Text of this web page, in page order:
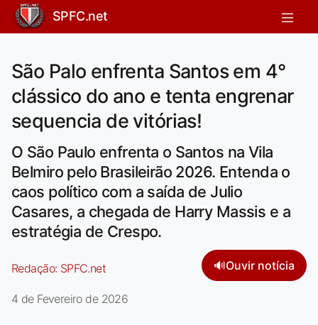
SPFC.net
São Palo enfrenta Santos em 4°
clássico do ano e tenta engrenar
sequencia de vitórias!
O São Paulo enfrenta o Santos na Vila
Belmiro pelo Brasileirão 2026. Entenda o
caos político com a saída de Julio
Casares, a chegada de Harry Massis e a
estratégia de Crespo.
Redação: SPFC.net 🔊Ouvir notícia
4 de Fevereiro de 2026